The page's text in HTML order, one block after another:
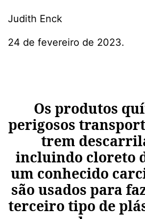
Judith Enck
24 de fevereiro de 2023.
Os produtos
perigosos
trem
incluindo cloreto
um conhecido
são usados ​​para
terceiro tipo de